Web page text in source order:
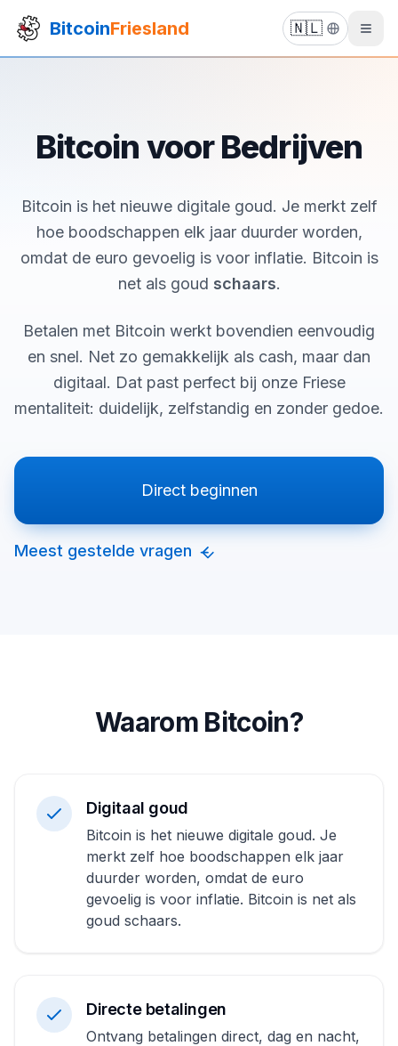
BitcoinFriesland 🇳🇱
Bitcoin voor Bedrijven
Bitcoin is het nieuwe digitale goud. Je merkt zelf
hoe boodschappen elk jaar duurder worden,
omdat de euro gevoelig is voor inflatie. Bitcoin is
net als goud schaars.
Betalen met Bitcoin werkt bovendien eenvoudig
en snel. Net zo gemakkelijk als cash, maar dan
digitaal. Dat past perfect bij onze Friese
mentaliteit: duidelijk, zelfstandig en zonder gedoe.
Direct beginnen
Meest gestelde vragen
Waarom Bitcoin?
Digitaal goud
Bitcoin is het nieuwe digitale goud. Je
merkt zelf hoe boodschappen elk jaar
duurder worden, omdat de euro
gevoelig is voor inflatie. Bitcoin is net als
goud schaars.
Directe betalingen
Ontvang betalingen direct, dag en nacht,